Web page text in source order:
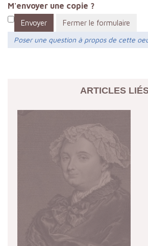
M'envoyer une copie ?
Envoyer
Fermer le formulaire
Poser une question à propos de cette
ARTICLES